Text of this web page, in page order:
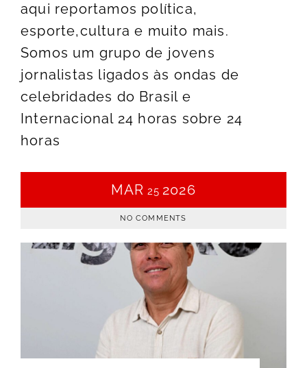
aqui reportamos política,
esporte,cultura e muito mais.
Somos um grupo de jovens
jornalistas ligados às ondas de
celebridades do Brasil e
Internacional 24 horas sobre 24
horas
MAR 25 2026
NO COMMENTS